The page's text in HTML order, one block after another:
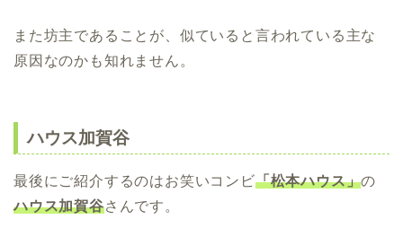
また坊主であることが、似ていると言われている主な
原因なのかも知れません。
ハウス加賀谷
最後にご紹介するのはお笑いコンビ「松本ハウス」の
ハウス加賀谷さんです。